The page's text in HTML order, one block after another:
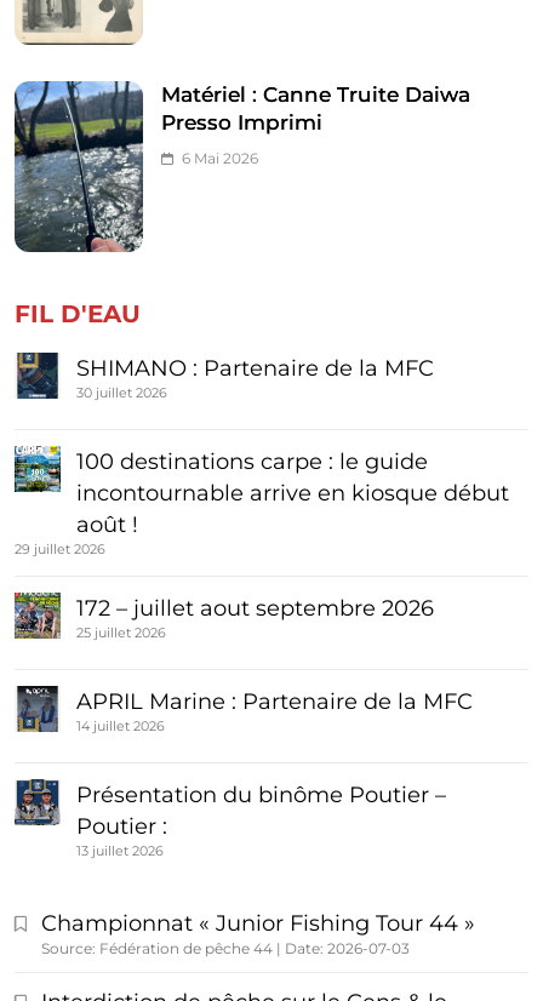
Matériel : Canne Truite Daiwa
Presso Imprimi
6 Mai 2026
FIL D'EAU
SHIMANO : Partenaire de la MFC
30 juillet 2026
100 destinations carpe : le guide
incontournable arrive en kiosque début
août !
29 juillet 2026
172 – juillet aout septembre 2026
25 juillet 2026
APRIL Marine : Partenaire de la MFC
14 juillet 2026
Présentation du binôme Poutier –
Poutier :
13 juillet 2026
Championnat « Junior Fishing Tour 44 »
Source: Fédération de pêche 44 Date: 2026-07-03